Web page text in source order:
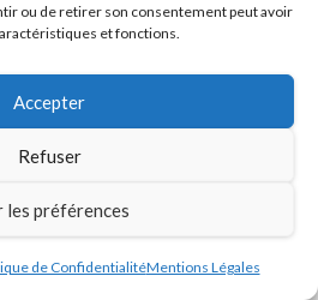
ou de retirer son consentement peut avoir
et fonctions.
Accepter
Refuser
les préférences
de ConfidentialitéMentions Légales
)